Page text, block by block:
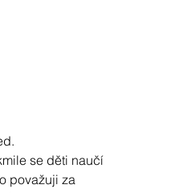
se děti naučí
považuji za